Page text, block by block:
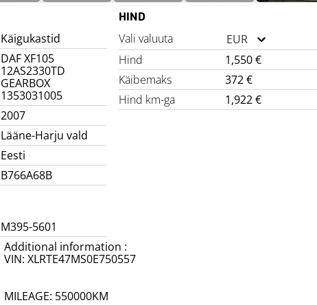
Käigukastid
DAF XF105
12AS2330TD
GEARBOX
1353031005
2007
Lääne-Harju vald
Eesti
B766A68B
HIND
Vali valuuta
EUR
Hind
1,550 €
Käibemaks
372 €
Hind km-ga
1,922 €
M395-5601
Additional information :
VIN: XLRTE47MS0E750557
MILEAGE: 550000KM